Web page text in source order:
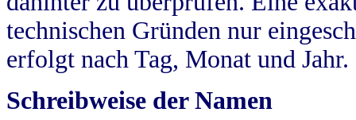
technischen Gründen nur
erfolgt nach Tag, Monat und Jahr.
Schreibweise der Namen